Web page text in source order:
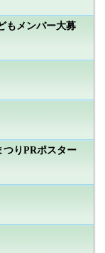
もメンバー大募
つりPRポスター